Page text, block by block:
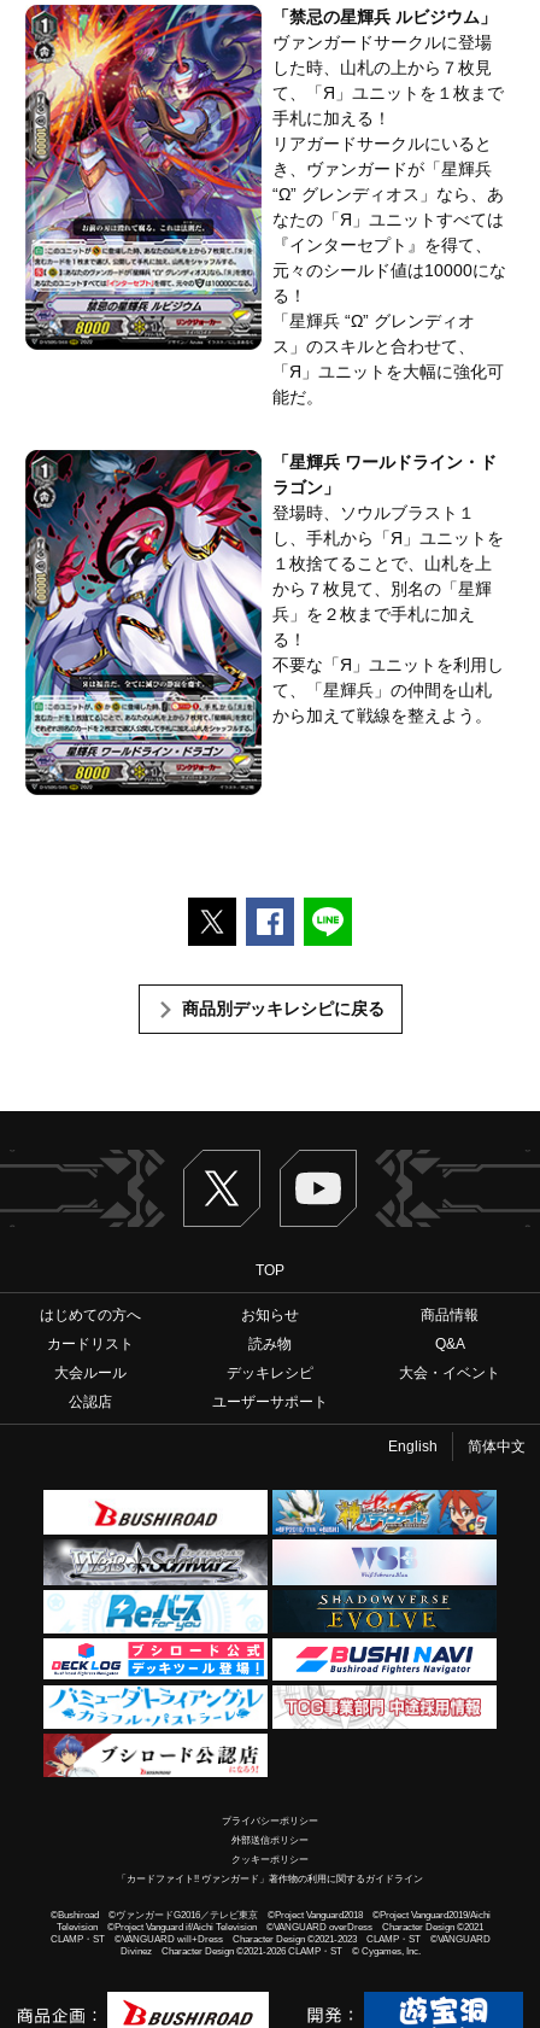
「禁忌の星輝兵 ルビジウム」
ヴァンガードサークルに登場
した時、山札の上から７枚見
て、「Я」ユニットを１枚まで
手札に加える！
リアガードサークルにいると
き、ヴァンガードが「星輝兵
“Ω” グレンディオス」なら、あ
なたの「Я」ユニットすべては
『インターセプト』を得て、
元々のシールド値は10000にな
る！
「星輝兵 “Ω” グレンディオ
ス」のスキルと合わせて、
「Я」ユニットを大幅に強化可
能だ。
「星輝兵 ワールドライン・ド
ラゴン」
登場時、ソウルブラスト１
し、手札から「Я」ユニットを
１枚捨てることで、山札を上
から７枚見て、別名の「星輝
兵」を２枚まで手札に加え
る！
不要な「Я」ユニットを利用し
て、「星輝兵」の仲間を山札
から加えて戦線を整えよう。
ポストするFacebookでシェアする
商品別デッキレシピに戻る
Twitter ヴァンガードch
TOP
はじめての方へ お知らせ
商品情報
カードリスト
読み物
Q&A
大会ルール
デッキレシピ
大会・イベント
公認店
ユーザーサポート
English 简体中文
プライバシーポリシー
外部送信ポリシー
クッキーポリシー
「カードファイト!! ヴァンガード」著作物の利用に関するガイドライン
©Bushiroad ©ヴァンガードG2016／テレビ東京 ©Project Vanguard2018 ©Project Vanguard2019/Aichi
Television ©Project Vanguard if/Aichi Television ©VANGUARD overDress Character Design ©2021
CLAMP・ST ©VANGUARD will+Dress Character Design ©2021-2023 CLAMP・ST ©VANGUARD
Divinez Character Design ©2021-2026 CLAMP・ST © Cygames, Inc.